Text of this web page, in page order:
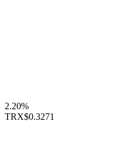
2.20%
TRX$0.3271